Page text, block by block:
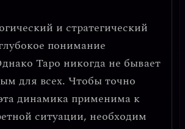
и стратегический
понимание
Таро никогда не бывает
для всех. Чтобы точно
динамика применима к
ситуации, необходим